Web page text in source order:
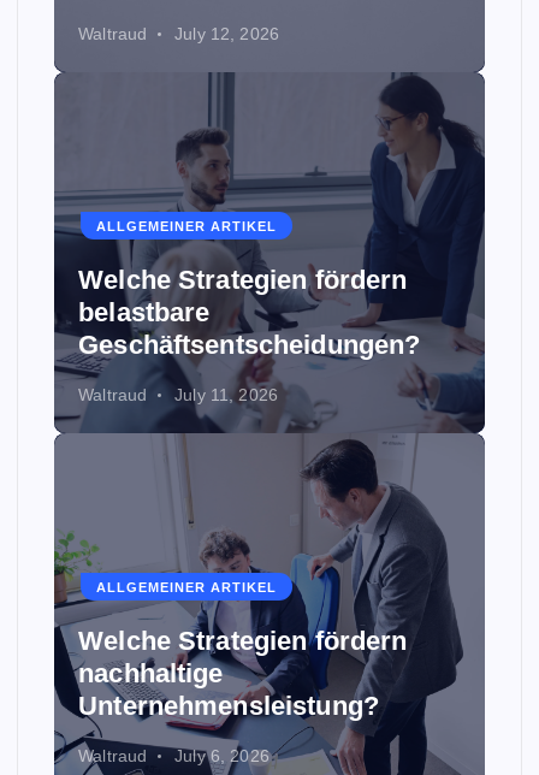
Waltraud July 12, 2026
ALLGEMEINER ARTIKEL
Welche Strategien fördern
belastbare
Geschäftsentscheidungen?
Waltraud July 11, 2026
ALLGEMEINER ARTIKEL
Welche Strategien fördern
nachhaltige
Unternehmensleistung?
Waltraud July 6, 2026